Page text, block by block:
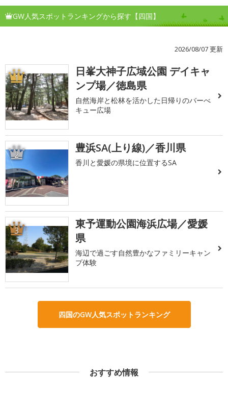
GW人気スポットランキングから探す【四国】
2026/08/07 更新
1
日峯大神子広域公園 デイキャ
ンプ場／徳島県
自然海岸と松林を活かした日帰りのバーべ
キュー広場
2 豊浜SA(上り線)／香川県
香川と愛媛の県境に位置するSA
3
東予運動公園海浜広場／愛媛
県
海辺で過ごす自然豊かなファミリーキャン
プ体験
四国のGW人気スポットランキング
おすすめ情報